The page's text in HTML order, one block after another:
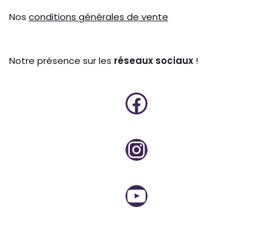
Nos conditions générales de vente
Notre présence sur les réseaux sociaux !